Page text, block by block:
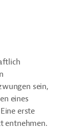
sein,
eines
erste
entnehmen.